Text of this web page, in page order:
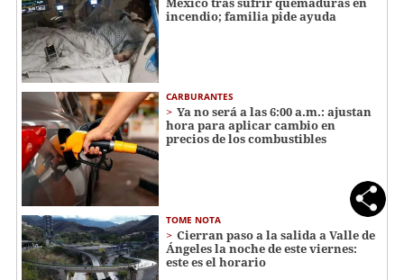
incendio; familia pide ayuda
CARBURANTES
Ya no será a las 6:00 a.m.: ajustan
hora para aplicar cambio en
precios de los combustibles
TOME NOTA
Cierran paso a la salida a Valle de
Ángeles la noche de este viernes:
este es el horario